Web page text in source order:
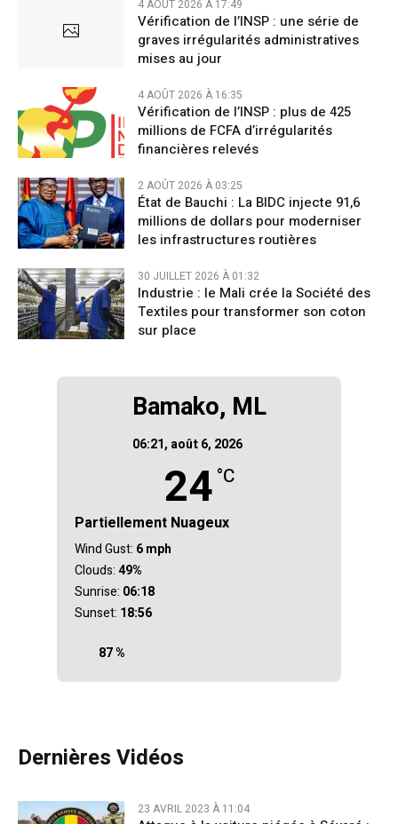
4 AOÛT 2026 À 17:49
Vérification de l’INSP : une série de
graves irrégularités administratives
mises au jour
4 AOÛT 2026 À 16:35
Vérification de l’INSP : plus de 425
millions de FCFA d’irrégularités
financières relevés
2 AOÛT 2026 À 03:25
État de Bauchi : La BIDC injecte 91,6
millions de dollars pour moderniser
les infrastructures routières
30 JUILLET 2026 À 01:32
Industrie : le Mali crée la Société des
Textiles pour transformer son coton
sur place
Bamako, ML
06:21, août 6, 2026
24°C
Partiellement Nuageux
87 %
Wind Gust: 6 mph
Clouds:49%
Sunrise: 06:18
Sunset: 18:56
Dernières Vidéos
23 AVRIL 2023 À 11:04